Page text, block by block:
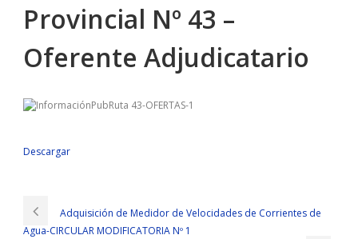
Provincial Nº 43 –
Oferente Adjudicatario
Descargar
Adquisición de Medidor de Velocidades de Corrientes de
Agua-CIRCULAR MODIFICATORIA Nº 1